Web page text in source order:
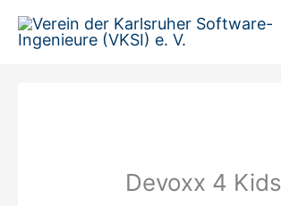
Zum
Inhalt
Devoxx 4 Kids